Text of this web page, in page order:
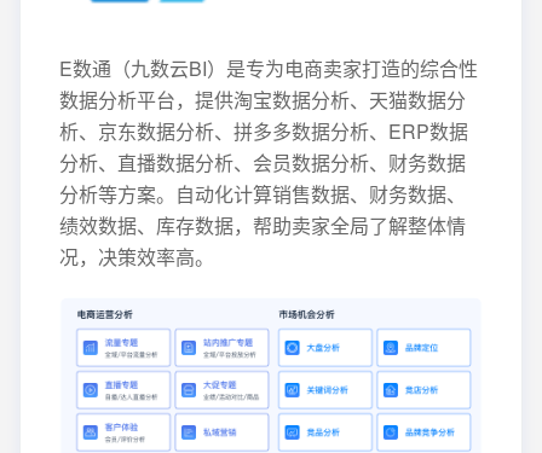
E数通（九数云BI）是专为电商卖家打造的综合性
数据分析平台，提供淘宝数据分析、天猫数据分
析、京东数据分析、拼多多数据分析、ERP数据
分析、直播数据分析、会员数据分析、财务数据
分析等方案。自动化计算销售数据、财务数据、
绩效数据、库存数据，帮助卖家全局了解整体情
况，决策效率高。